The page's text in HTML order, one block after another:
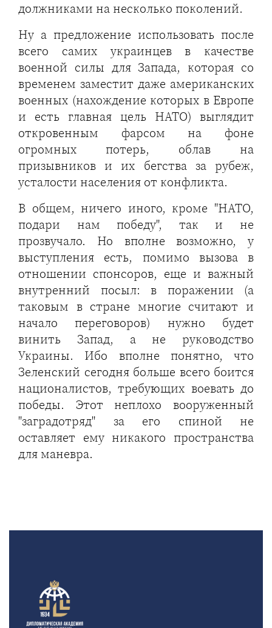
должниками на несколько поколений.
Ну а предложение использовать после
всего самих украинцев в качестве
военной силы для Запада, которая со
временем заместит даже американских
военных (нахождение которых в Европе
и есть главная цель НАТО) выглядит
откровенным фарсом на фоне
огромных потерь, облав на
призывников и их бегства за рубеж,
усталости населения от конфликта.
В общем, ничего иного, кроме "НАТО,
подари нам победу", так и не
прозвучало. Но вполне возможно, у
выступления есть, помимо вызова в
отношении спонсоров, еще и важный
внутренний посыл: в поражении (а
таковым в стране многие считают и
начало переговоров) нужно будет
винить Запад, а не руководство
Украины. Ибо вполне понятно, что
Зеленский сегодня больше всего боится
националистов, требующих воевать до
победы. Этот неплохо вооруженный
"заградотряд" за его спиной не
оставляет ему никакого пространства
для маневра.